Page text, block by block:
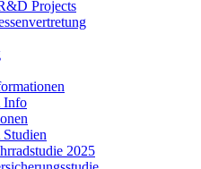
Projects
Info
2025